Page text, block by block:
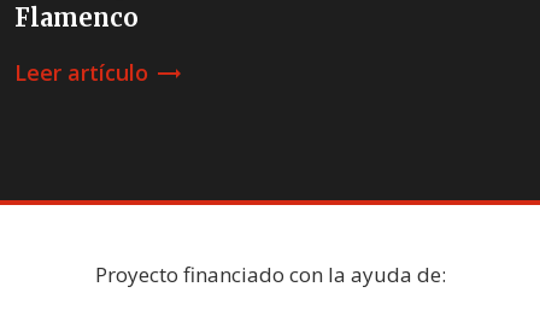
Flamenco
Leer artículo trending_flat
Proyecto financiado con la ayuda de: